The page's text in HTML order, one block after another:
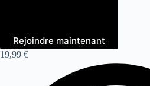
Rejoindre maintenant
19,99 €